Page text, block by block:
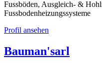
Fussböden, Ausgleich- &
Fussbodenheizungssysteme
Profil ansehen
Bauman'sarl